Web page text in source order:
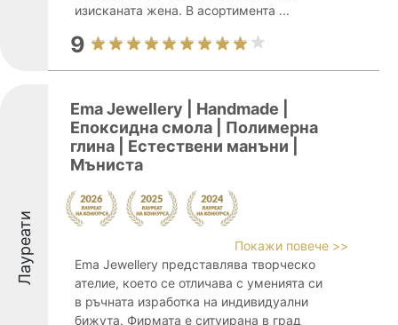
изисканата жена. В асортимента ...
9
Лауреати
Ema Jewellery | Handmade |
Епоксидна смола | Полимерна
глина | Естествени манъни |
Мъниста
Покажи повече >>
Ema Jewellery представлява творческо
ателие, което се отличава с уменията си
в ръчната изработка на индивидуални
бижута. Фирмата е ситуирана в град